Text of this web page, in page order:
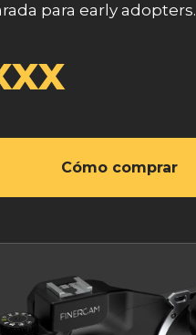
para early adopters.
Cómo comprar